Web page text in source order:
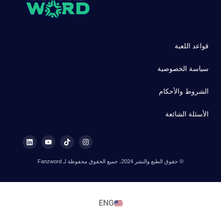
قواعد اللعبة
سياسة الخصوصية
الشروط والأحكام
الأسئلة الشائعة
© حقوق الطبع والنشر 2024، جميع الحقوق محفوظة لـ Fanzword
ENG